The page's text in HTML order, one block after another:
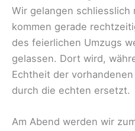
Wir gelangen schliesslich
kommen gerade
des feierlichen Umzugs
gelassen. Dort wird,
Echtheit der
durch die echten ersetzt.
Am Abend werden wir